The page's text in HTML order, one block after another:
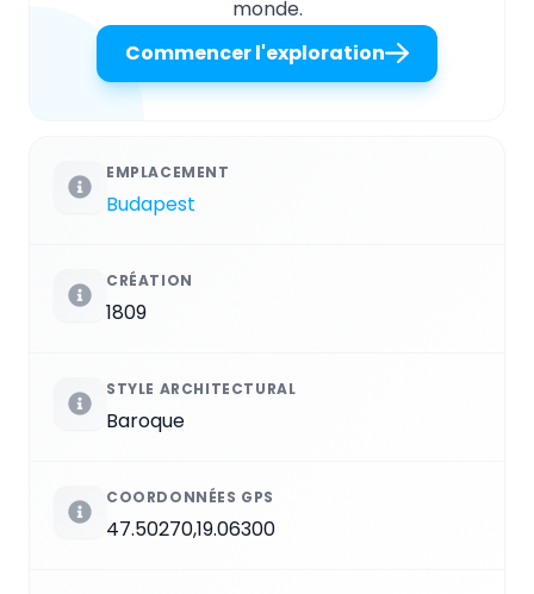
monde.
Commencer l'exploration
EMPLACEMENT
Budapest
CRÉATION
1809
STYLE ARCHITECTURAL
Baroque
COORDONNÉES GPS
47.50270,19.06300